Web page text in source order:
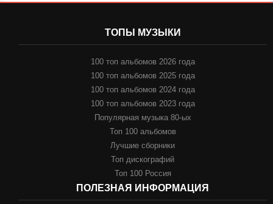
ТОПЫ МУЗЫКИ
100 топ альбомов 2026 года
100 топ альбомов 2025 года
100 топ альбомов 2024 года
100 топ альбомов 2023 года
Популярная музыка 80-ых
Топ 100 альбомов
Лучшие сборники
Топ дискографий
Топ 100 Россия
ПОЛЕЗНАЯ ИНФОРМАЦИЯ